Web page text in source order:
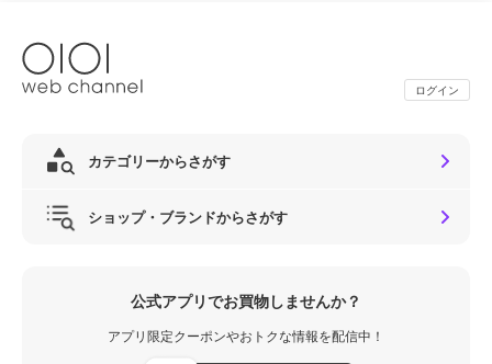
ログイン
カテゴリーからさがす
ショップ・ブランドからさがす
公式アプリでお買物しませんか？
アプリ限定クーポンやおトクな情報を配信中！